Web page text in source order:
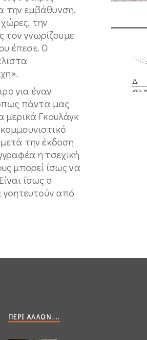
την εμβάθυνση,
την
τον γνωρίζουμε
έπεσε. Ο
για έναν
πάντα μας
μερικά Γκουλάγκ
την έκδοση
η τσεχική
μπορεί ίσως να
ίσως ο
από
ΠΕΡΊ ΆΛΛΩΝ....